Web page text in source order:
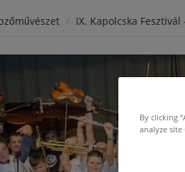
IX. Kapolcska
By clicking
analyze